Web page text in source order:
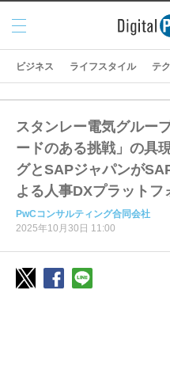
メニ
ュー
ビジネス ライフスタイル テ
スタンレー電気グルー
ードのある挑戦」の具
グとSAPジャパンが
よる人事DXプラットフ
PwCコンサルティング合同会社
2025年10月30日 11:00